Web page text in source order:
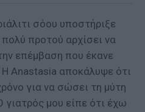
σόου υποστήριξε
προτού αρχίσει να
επέμβαση που έκανε
Η Anastasia αποκάλυψε ότι
για να σώσει τη μύτη
μου είπε ότι έχω